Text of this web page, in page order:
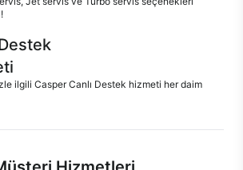
ilgili Casper Canlı Destek hizmeti her daim